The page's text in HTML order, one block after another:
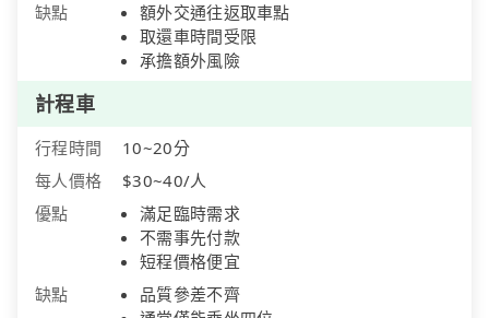
缺點
額外交通往返取車點
取還車時間受限
承擔額外風險
計程車
行程時間
10~20分
每人價格
$30~40/人
優點
滿足臨時需求
不需事先付款
短程價格便宜
缺點
品質參差不齊